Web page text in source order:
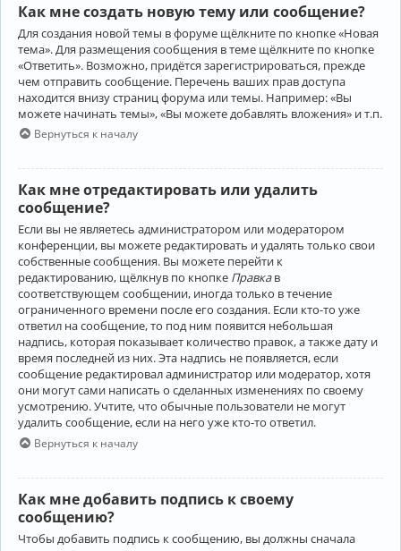
Как мне создать новую тему или сообщение?
Для создания новой темы в форуме щёлкните по кнопке «Новая
тема». Для размещения сообщения в теме щёлкните по кнопке
«Ответить». Возможно, придётся зарегистрироваться, прежде
чем отправить сообщение. Перечень ваших прав доступа
находится внизу страниц форума или темы. Например: «Вы
можете начинать темы», «Вы можете добавлять вложения» и т.п.
Вернуться к началу
Как мне отредактировать или удалить
сообщение?
Если вы не являетесь администратором или модератором
конференции, вы можете редактировать и удалять только свои
собственные сообщения. Вы можете перейти к
редактированию, щёлкнув по кнопке Правкав
соответствующем сообщении, иногда только в течение
ограниченного времени после его создания. Если кто-то уже
ответил на сообщение, то под ним появится небольшая
надпись, которая показывает количество правок, а также дату и
время последней из них. Эта надпись не появляется, если
сообщение редактировал администратор или модератор, хотя
они могут сами написать о сделанных изменениях по своему
усмотрению. Учтите, что обычные пользователи не могут
удалить сообщение, если на него уже кто-то ответил.
Вернуться к началу
Как мне добавить подпись к своему
сообщению?
Чтобы добавить подпись к сообщению, вы должны сначала